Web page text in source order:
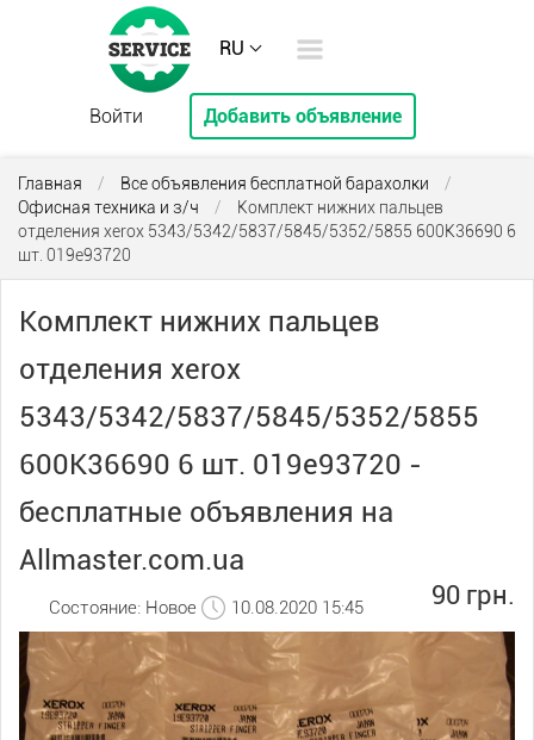
RU
Войти Добавить объявление
Главная / Все объявления бесплатной барахолки
/
Офисная техника и з/ч
/
Комплект нижних пальцев
отделения xerox 5343/5342/5837/5845/5352/5855 600K36690 6
шт. 019е93720
Комплект нижних пальцев
отделения xerox
5343/5342/5837/5845/5352/5855
600K36690 6 шт. 019е93720 -
бесплатные объявления на
Allmaster.com.ua
90 грн.
Состояние: Новое 10.08.2020 15:45